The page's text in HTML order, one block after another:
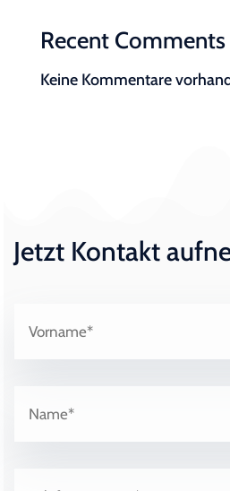
Recent Comments
Keine Kommentare
Jetzt Kontakt